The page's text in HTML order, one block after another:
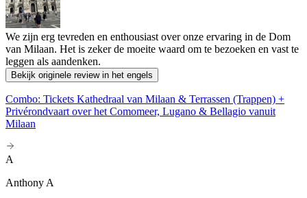
We zijn erg tevreden en enthousiast over onze ervaring in de Dom
van Milaan. Het is zeker de moeite waard om te bezoeken en vast te
leggen als aandenken.
Bekijk originele review in het engels
Combo: Tickets Kathedraal van Milaan & Terrassen (Trappen) +
Privérondvaart over het Comomeer, Lugano & Bellagio vanuit
Milaan
A
Anthony A